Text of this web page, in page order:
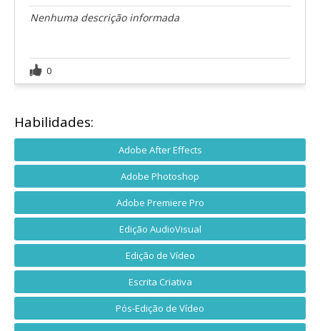
Nenhuma descrição informada
0
Habilidades:
Adobe After Effects
Adobe Photoshop
Adobe Premiere Pro
Edição AudioVisual
Edição de Vídeo
Escrita Criativa
Pós-Edição de Vídeo